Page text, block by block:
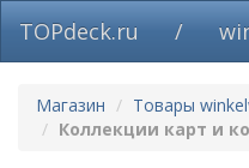
TOPdeck.ru /
Магазин
Товары
Коллекции карт и